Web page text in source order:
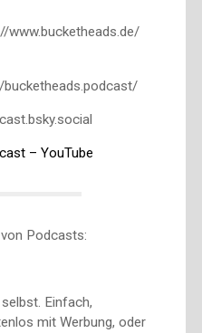
www.bucketheads.de/
– YouTube
Podcasts:
Einfach,
mit Werbung, oder